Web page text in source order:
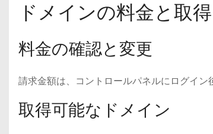
ドメインの料金と取得
料金の確認と変更
請求金額は、コントロールパネルにログイン
取得可能なドメイン